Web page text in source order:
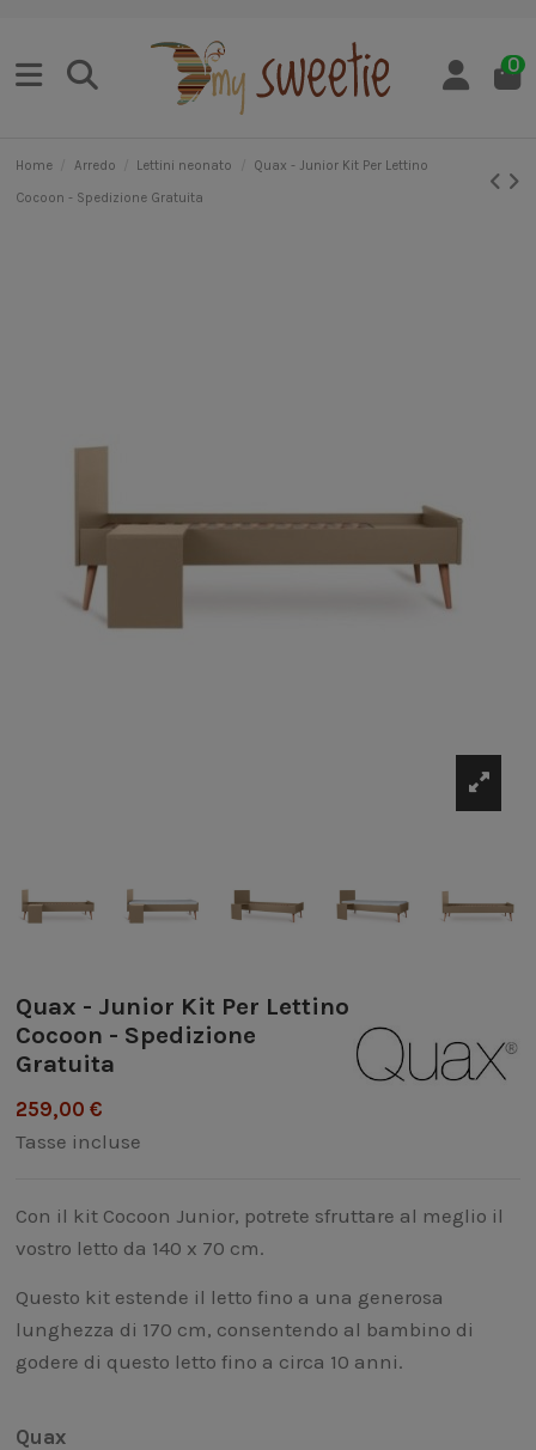
0
Home Arredo Lettini neonato Quax - Junior Kit Per Lettino
Cocoon - Spedizione Gratuita
Quax - Junior Kit Per Lettino
Cocoon - Spedizione
Gratuita
259,00 €
Tasse incluse
Con il kit Cocoon Junior, potrete sfruttare al meglio il
vostro letto da 140 x 70 cm.
Questo kit estende il letto fino a una generosa
lunghezza di 170 cm, consentendo al bambino di
godere di questo letto fino a circa 10 anni.
Quax